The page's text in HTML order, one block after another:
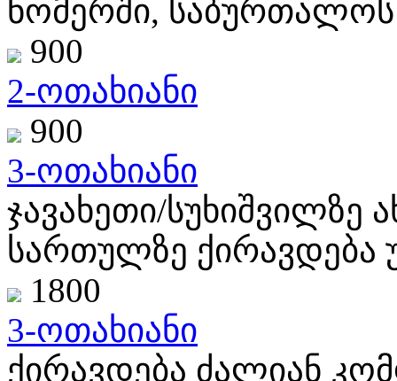
ნომერში,
900
2-ოთახიანი
900
3-ოთახიანი
ჯავახეთი/სუხიშვილზე
სართულზე ქირავდება
1800
3-ოთახიანი
ქირავდება ძალიან